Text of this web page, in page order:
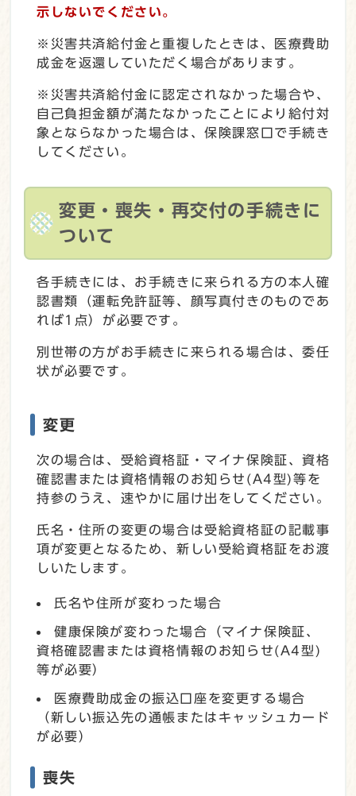
示しないでください。
※災害共済給付金と重複したときは、医療費助
成金を返還していただく場合があります。
※災害共済給付金に認定されなかった場合や、
自己負担金額が満たなかったことにより給付対
象とならなかった場合は、保険課窓口で手続き
してください。
変更・喪失・再交付の手続きに
ついて
各手続きには、お手続きに来られる方の本人確
認書類（運転免許証等、顔写真付きのものであ
れば1点）が必要です。
別世帯の方がお手続きに来られる場合は、委任
状が必要です。
変更
次の場合は、受給資格証・マイナ保険証、資格
確認書または資格情報のお知らせ(A4型)等を
持参のうえ、速やかに届け出をしてください。
氏名・住所の変更の場合は受給資格証の記載事
項が変更となるため、新しい受給資格証をお渡
しいたします。
氏名や住所が変わった場合
健康保険が変わった場合（マイナ保険証、
資格確認書または資格情報のお知らせ(A4型)
等が必要）
医療費助成金の振込口座を変更する場合
（新しい振込先の通帳またはキャッシュカード
が必要）
喪失